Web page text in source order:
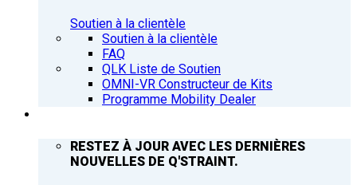
Soutien à la clientèle
Soutien à la clientèle
FAQ
QLK Liste de Soutien
OMNI-VR Constructeur de Kits
Programme Mobility Dealer
RESTEZ À JOUR AVEC LES DERNIÈRES
NOUVELLES DE Q'STRAINT.